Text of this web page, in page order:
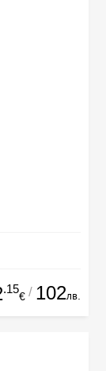
.15
€ / 102лв.